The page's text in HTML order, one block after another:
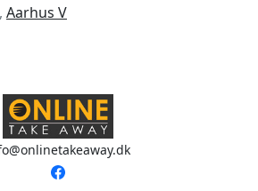
, Aarhus V